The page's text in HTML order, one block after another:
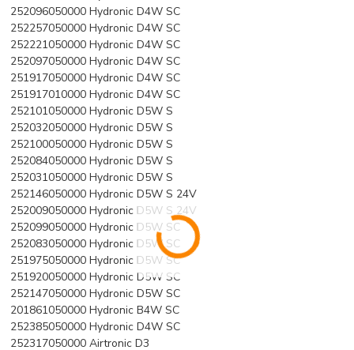
252096050000 Hydronic D4W SC
252257050000 Hydronic D4W SC
252221050000 Hydronic D4W SC
252097050000 Hydronic D4W SC
251917050000 Hydronic D4W SC
251917010000 Hydronic D4W SC
252101050000 Hydronic D5W S
252032050000 Hydronic D5W S
252100050000 Hydronic D5W S
252084050000 Hydronic D5W S
252031050000 Hydronic D5W S
252146050000 Hydronic D5W S 24V
252009050000 Hydronic D5W S 24V
252099050000 Hydronic D5W SC
252083050000 Hydronic D5W SC
251975050000 Hydronic D5W SC
251920050000 Hydronic D5W SC
252147050000 Hydronic D5W SC
201861050000 Hydronic B4W SC
252385050000 Hydronic D4W SC
252317050000 Airtronic D3